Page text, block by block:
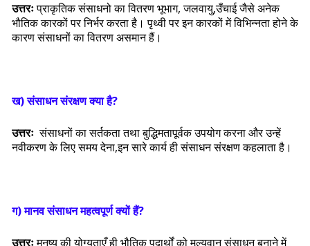
उत्तरःप्राकृतिक संसाधनो का वितरण भूभाग, जलवायु,उँचाई जैसे अनेक
भौतिक कारकों पर निर्भर करता है। पृथ्वी पर इन कारकों में विभिन्नता होने के
कारण संसाधनों का वितरण असमान हैं।
ख) संसाधन संरक्षण क्या है?
उत्तरः संसाधनों का सर्तकता तथा बुद्धिमतापूर्वक उपयोग करना और उन्हें
नवीकरण के लिए समय देना,इन सारे कार्य ही संसाधन संरक्षण कहलाता है।
ग) मानव संसाधन महत्वपूर्ण क्यों हैं?
उत्तरःमनुष्य की योग्यताएँ ही भौतिक पदार्थों को मूल्यवान संसाधन बनाने में